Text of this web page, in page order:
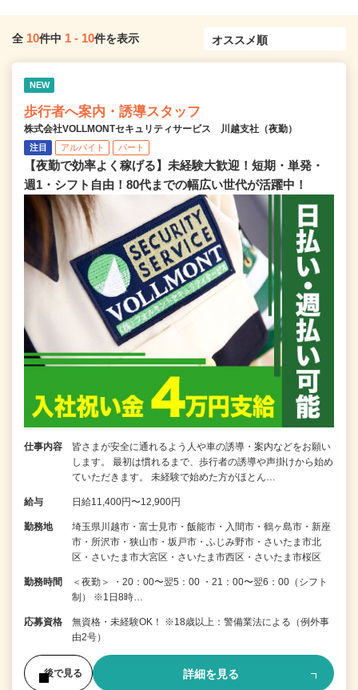
全 10件中 1 - 10件を表示
NEW
歩行者へ案内・誘導スタッフ
株式会社VOLLMONTセキュリティサービス 川越支社（夜勤）
注目 アルバイト パート
【夜勤で効率よく稼げる】未経験大歓迎！短期・単発・
週1・シフト自由！80代までの幅広い世代が活躍中！
仕事内容
皆さまが安全に通れるよう人や車の誘導・案内などをお願い
します。 最初は慣れるまで、歩行者の誘導や声掛けから始め
ていただきます。 未経験で始めた方がほとん…
給与 日給11,400円〜12,900円
勤務地
埼玉県川越市・富士見市・飯能市・入間市・鶴ヶ島市・新座
市・所沢市・狭山市・坂戸市・ふじみ野市・さいたま市北
区・さいたま市大宮区・さいたま市西区・さいたま市桜区
勤務時間
＜夜勤＞ ・20：00〜翌5：00 ・21：00〜翌6：00（シフト
制） ※1日8時…
応募資格
無資格・未経験OK！ ※18歳以上：警備業法による（例外事
由2号）
後で見る 詳細を見る